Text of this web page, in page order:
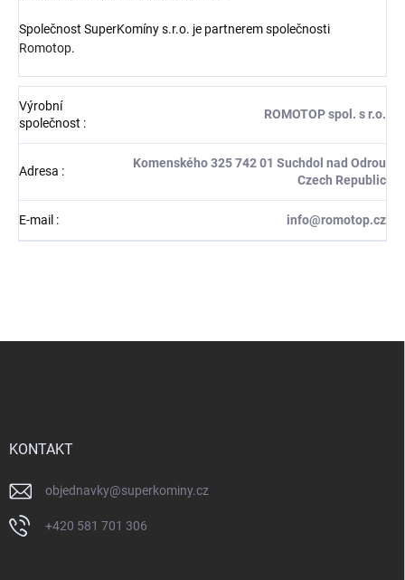
Společnost SuperKomíny s.r.o. je partnerem společnosti
Romotop.
Výrobní
společnost :
ROMOTOP spol. s r.o.
Adresa :
Komenského 325 742 01 Suchdol nad Odrou
Czech Republic
E-mail : info@romotop.cz
KONTAKT
objednavky@superkominy.cz
+420 581 701 306